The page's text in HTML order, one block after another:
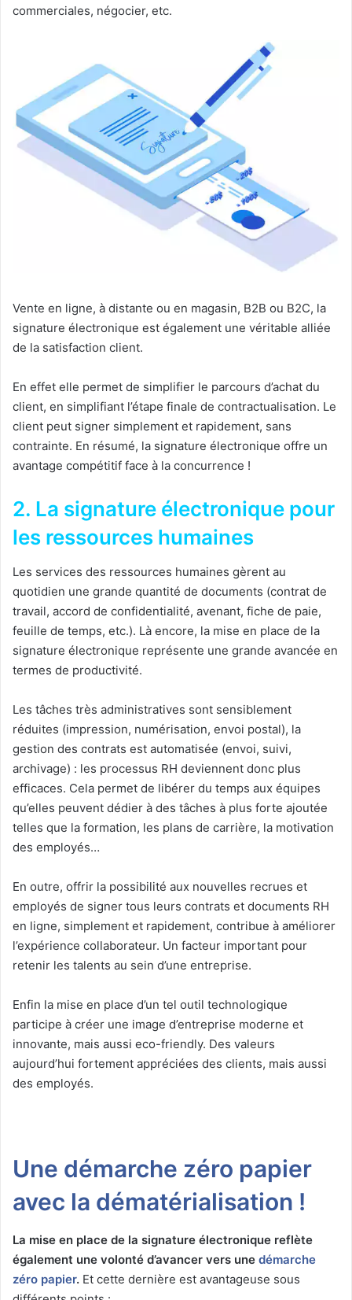
commerciales, négocier, etc.
Vente en ligne, à distante ou en magasin, B2B ou B2C, la
signature électronique est également une véritable alliée
de la satisfaction client.
En effet elle permet de simplifier le parcours d’achat du
client, en simplifiant l’étape finale de contractualisation. Le
client peut signer simplement et rapidement, sans
contrainte. En résumé, la signature électronique offre un
avantage compétitif face à la concurrence !
2. La signature électronique pour
les ressources humaines
Les services des ressources humaines gèrent au
quotidien une grande quantité de documents (contrat de
travail, accord de confidentialité, avenant, fiche de paie,
feuille de temps, etc.). Là encore, la mise en place de la
signature électronique représente une grande avancée en
termes de productivité.
Les tâches très administratives sont sensiblement
réduites (impression, numérisation, envoi postal), la
gestion des contrats est automatisée (envoi, suivi,
archivage) : les processus RH deviennent donc plus
efficaces. Cela permet de libérer du temps aux équipes
qu’elles peuvent dédier à des tâches à plus forte ajoutée
telles que la formation, les plans de carrière, la motivation
des employés…
En outre, offrir la possibilité aux nouvelles recrues et
employés de signer tous leurs contrats et documents RH
en ligne, simplement et rapidement, contribue à améliorer
l’expérience collaborateur. Un facteur important pour
retenir les talents au sein d’une entreprise.
Enfin la mise en place d’un tel outil technologique
participe à créer une image d’entreprise moderne et
innovante, mais aussi eco-friendly. Des valeurs
aujourd’hui fortement appréciées des clients, mais aussi
des employés.
Une démarche zéro papier
avec la dématérialisation !
La mise en place de la signature électronique reflète
également une volonté d’avancer vers une démarche
zéro papier. Et cette dernière est avantageuse sous